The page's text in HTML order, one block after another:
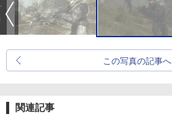
この写真の記事へ
関連記事